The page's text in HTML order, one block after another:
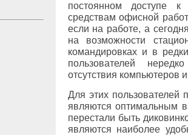
постоянном доступе
средствам офисной
если на работе, а
на возможности
командировках и в
пользователей
отсутствия компьютеров
Для этих пользователей
являются оптимальным
перестали быть
являются наиболее